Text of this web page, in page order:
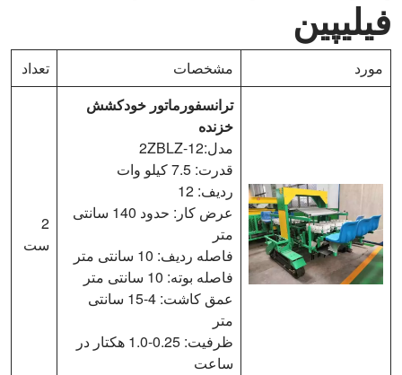
فیلیپین
مورد مشخصات
تعداد
ترانسفورماتور خودکشش
خزنده
مدل:2ZBLZ-12
قدرت: 7.5 کیلو وات
ردیف: 12
عرض کار: حدود 140 سانتی
متر
فاصله ردیف: 10 سانتی متر
فاصله بوته: 10 سانتی متر
عمق کاشت: 4-15 سانتی
متر
ظرفیت: 0.25-1.0 هکتار در
ساعت
2
ست